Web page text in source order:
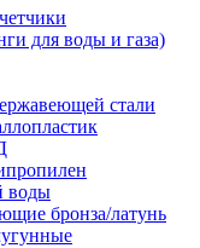
для воды и газа)
стали
воды
бронза/латунь